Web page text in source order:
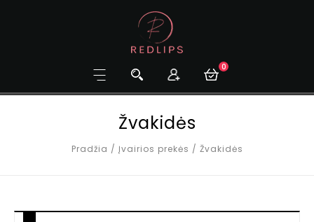
0
Žvakidės
Pradžia / Įvairios prekės / Žvakidės